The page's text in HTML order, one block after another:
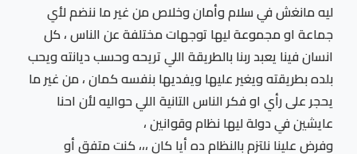
ليه مانغش في سلام وأمان وخلاص من غير ما ننضم لأي
جماعة او مجموعة ليها توجهات مختلفة عن الناس ، كل
انسان فينا يعبد ربنا بالطريقة اللي تريحه وحسب ديانته ويحب
بلده بطريقته ويغير عليها ويفديها بنفسه كمان ، من غير ما
يحجر على رأي او فكر الناس التانية اللي حواليه لأن احنا
عايشين في دولة ليها نظام وقوانين ،
وفرض علينا نلتزم بالنظام ده أيا كان ،،، كنت متفق أو